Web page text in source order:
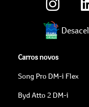
Carros novos
Song Pro DM-i Flex
Byd Atto 2 DM-i